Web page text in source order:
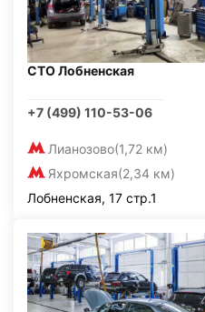
СТО Лобненская
+7 (499) 110-53-06
Лианозово(1,72 км)
Яхромская(2,34 км)
Лобненская, 17 стр.1